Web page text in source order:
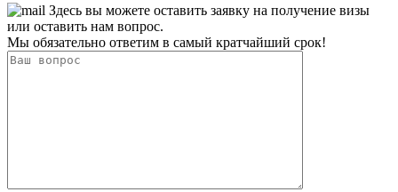
Здесь вы можете оставить заявку на получение визы
или оставить нам вопрос.
Мы обязательно ответим в самый кратчайший срок!